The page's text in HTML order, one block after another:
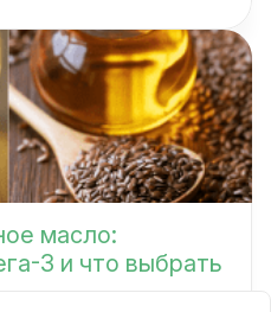
масло:
3 и что выбрать